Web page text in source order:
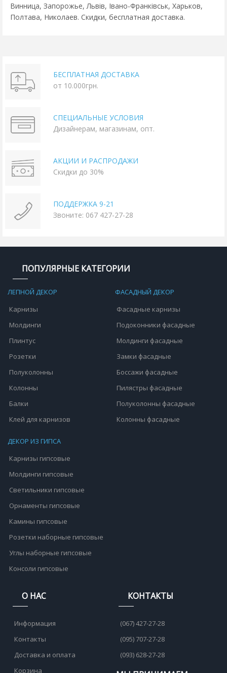
Винница, Запорожье, Львів, Івано-Франківськ, Харьков,
Полтава, Николаев. Скидки, бесплатная доставка.
БЕСПЛАТНАЯ ДОСТАВКА
от 10.000грн.
СПЕЦИАЛЬНЫЕ УСЛОВИЯ
Дизайнерам, магазинам, опт.
АКЦИИ И РАСПРОДАЖИ
Скидки до 30%
ПОДДЕРЖКА 9-21
Звоните: 067 427-27-28
ПОПУЛЯРНЫЕ КАТЕГОРИИ
ЛЕПНОЙ ДЕКОР
Карнизы
Молдинги
Плинтус
Розетки
Полуколонны
Колонны
Балки
Клей для карнизов
ФАСАДНЫЙ ДЕКОР
Фасадные карнизы
Подоконники фасадные
Молдинги фасадные
Замки фасадные
Боссажи фасадные
Пилястры фасадные
Полуколонны фасадные
Колонны фасадные
ДЕКОР ИЗ ГИПСА
Карнизы гипсовые
Молдинги гипсовые
Светильники гипсовые
Орнаменты гипсовые
Камины гипсовые
Розетки наборные гипсовые
Углы наборные гипсовые
Консоли гипсовые
О НАС
Информация
Контакты
Доставка и оплата
Корзина
КОНТАКТЫ
(067) 427-27-28
(095) 707-27-28
(093) 628-27-28